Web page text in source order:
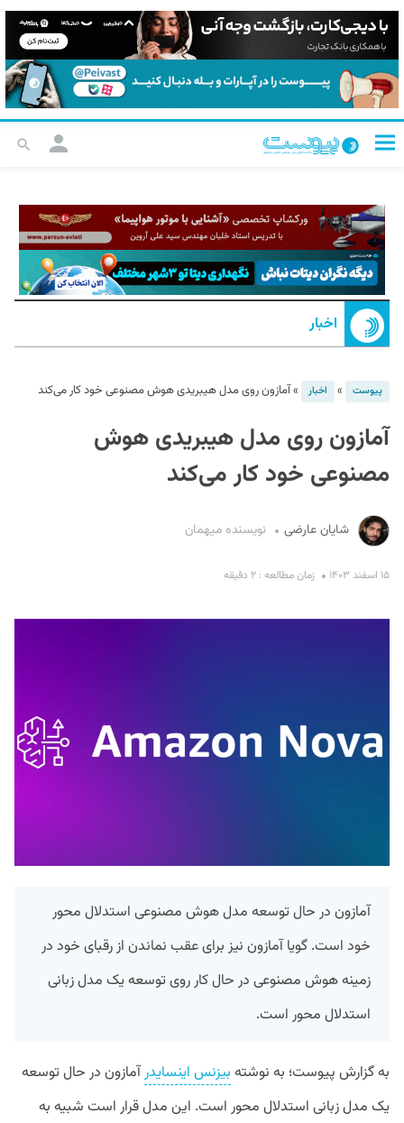
اخبار
پیوست » اخبار »آمازون روی مدل هیبریدی هوش مصنوعی خود کار می‌کند
آمازون روی مدل هیبریدی هوش
مصنوعی خود کار می‌کند
شایان عارضی نویسنده میهمان
۱۵ اسفند ۱۴۰۳ زمان مطالعه : ۲ دقیقه
آمازون در حال توسعه مدل هوش مصنوعی استدلال محور
خود است. گویا آمازون نیز برای عقب نماندن از رقبای خود در
زمینه هوش مصنوعی در حال کار روی توسعه یک مدل زبانی
استدلال محور است.
به گزارش پیوست؛ به نوشته بیزنس اینسایدرآمازون در حال توسعه
یک مدل زبانی استدلال محور است. این مدل قرار است شبیه به